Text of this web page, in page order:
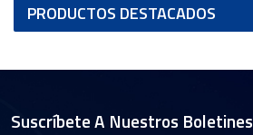
PRODUCTOS DESTACADOS
Suscríbete A Nuestros Boletines